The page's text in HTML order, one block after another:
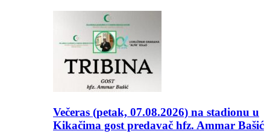
Večeras (petak, 07.08.2026) na stadionu u
Kikačima gost predavač hfz. Ammar Bašić